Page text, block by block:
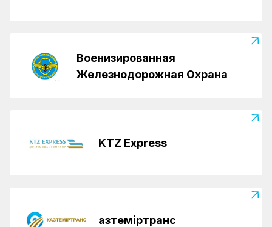
Военизированная
Железнодорожная Охрана
KTZ Express
Қазтеміртранс